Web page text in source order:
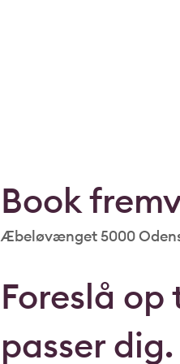
Book
Æbeløvænget 5000
Foreslå
passer dig.